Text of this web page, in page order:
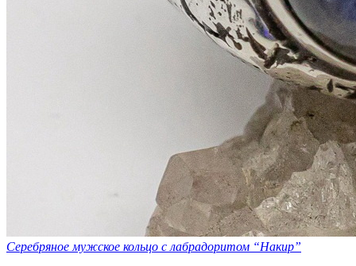
Серебряное мужское кольцо с лабрадоритом “Накир”